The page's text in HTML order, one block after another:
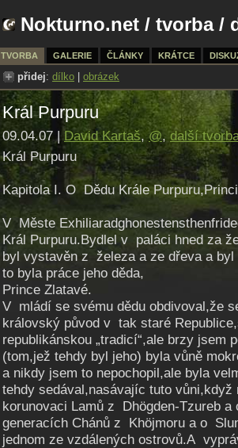
Nokturno.net / tvorba/
TVORBA GALERIE ČLÁNKY KRÁTCE
přidej: dílko obrázek
Král Purpuru
09.04.07 | David Kartaš,@,další
Král Purpuru
Kapitola I. O Dědu Krále
V Měste
Král Purpuru.Bydlel v paláci hned za
byl vystavěn z železa a ze dřeva a byl
to byla práce jeho děda,
Prince Zlatavé.
V mládí se svému dědu obdivoval,že
královský původ v tak staré
republikánskou „tradicí“,ale brzy jsem
(tom,jež tehdy byl jeho) byla vůně
a nikdy jsem to nepochopil,ale byla
tehdy sedával,nasávajíc tuto
korunovaci Lamů z Dhögden-Tzureb
generacích Chánů z Khöjmoru a o
jednom ze vzdálených ostrovů.A